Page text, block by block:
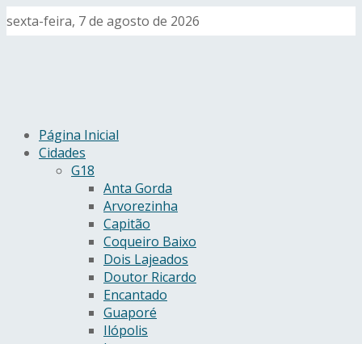
sexta-feira, 7 de agosto de 2026
Página Inicial
Cidades
G18
Anta Gorda
Arvorezinha
Capitão
Coqueiro Baixo
Dois Lajeados
Doutor Ricardo
Encantado
Guaporé
Ilópolis